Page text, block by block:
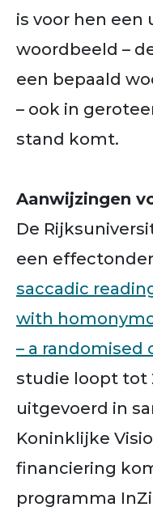
is voor hen
woordbeeld –
een bepaald
– ook in
stand komt.
Aanwijzingen
De
een
saccadic
with
– a randomised
studie loopt tot
uitgevoerd in
Koninklijke
financiering
programma